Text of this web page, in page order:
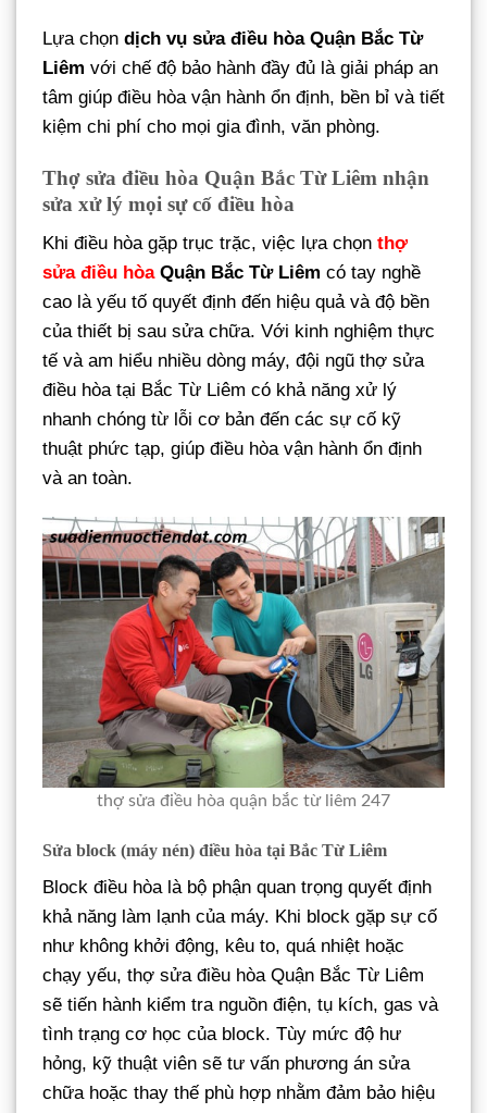
Lựa chọn dịch vụ sửa điều hòa Quận Bắc Từ
Liêm với chế độ bảo hành đầy đủ là giải pháp an
tâm giúp điều hòa vận hành ổn định, bền bỉ và tiết
kiệm chi phí cho mọi gia đình, văn phòng.
Thợ sửa điều hòa Quận Bắc Từ Liêm nhận
sửa xử lý mọi sự cố điều hòa
Khi điều hòa gặp trục trặc, việc lựa chọn thợ
sửa điều hòaQuận Bắc Từ Liêm có tay nghề
cao là yếu tố quyết định đến hiệu quả và độ bền
của thiết bị sau sửa chữa. Với kinh nghiệm thực
tế và am hiểu nhiều dòng máy, đội ngũ thợ sửa
điều hòa tại Bắc Từ Liêm có khả năng xử lý
nhanh chóng từ lỗi cơ bản đến các sự cố kỹ
thuật phức tạp, giúp điều hòa vận hành ổn định
và an toàn.
thợ sửa điều hòa quận bắc từ liêm 247
Sửa block (máy nén) điều hòa tại Bắc Từ Liêm
Block điều hòa là bộ phận quan trọng quyết định
khả năng làm lạnh của máy. Khi block gặp sự cố
như không khởi động, kêu to, quá nhiệt hoặc
chạy yếu, thợ sửa điều hòa Quận Bắc Từ Liêm
sẽ tiến hành kiểm tra nguồn điện, tụ kích, gas và
tình trạng cơ học của block. Tùy mức độ hư
hỏng, kỹ thuật viên sẽ tư vấn phương án sửa
chữa hoặc thay thế phù hợp nhằm đảm bảo hiệu